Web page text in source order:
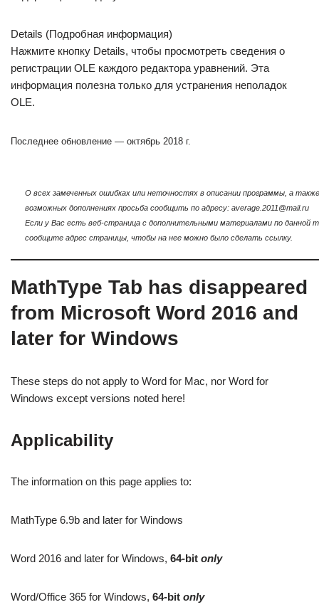
Details (Подробная информация)
Нажмите кнопку Details, чтобы просмотреть сведения о
регистрации OLE каждого редактора уравнений. Эта
информация полезна только для устранения неполадок
OLE.
Последнее обновление — октябрь 2018 г.
О всех замеченных ошибках или неточностях в описании программы, а
возможных дополнениях просьба сообщить по адресу: average.2011@mail.ru
Если у Вас есть веб-страница с дополнительными материалами по данной
сообщите адрес страницы, чтобы на нее можно было сделать ссылку.
MathType Tab has disappeared
from Microsoft Word 2016 and
later for Windows
These steps do not apply to Word for Mac, nor Word for
Windows except versions noted here!
Applicability
The information on this page applies to:
MathType 6.9b and later for Windows
Word 2016 and later for Windows, 64-bit only
Word/Office 365 for Windows, 64-bit only